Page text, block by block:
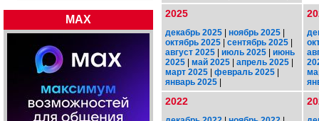
MAX 2025
декабрь 2025 | ноябрь 2025 |
октябрь 2025 | сентябрь 2025 |
август 2025 | июль 2025 | июнь
2025 | май 2025 | апрель 2025 |
март 2025 | февраль 2025 |
январь 2025 |
2022